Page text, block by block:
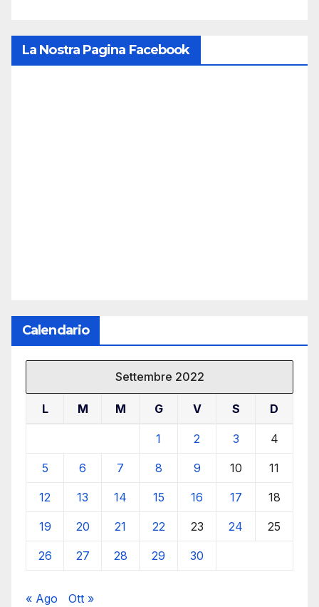
La Nostra Pagina Facebook
Calendario
Settembre 2022
L M M G V S D
1 2 3 4
5 6 7 8 9 10 11
12 13 14 15 16 17 18
19 20 21 22 23 24 25
26 27 28 29 30
« Ago Ott »